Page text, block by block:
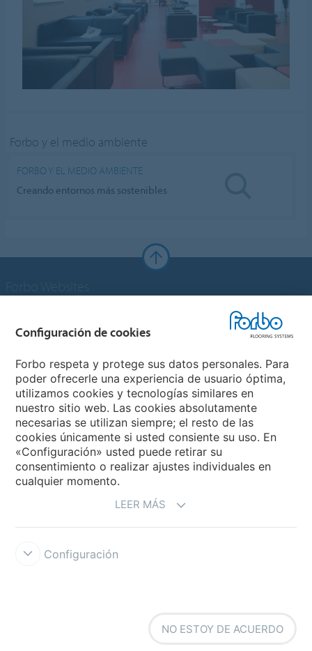
Forbo y el medio ambiente
FORBO Y EL MEDIO AMBIENTE
Creando entornos más sostenibles
Forbo Flooring Systems
Forbo Movement Systems
Selecciona un país
Condiciones de uso
Protección de datos
Configuración de cookies
Forbo respeta y protege sus datos personales. Para
poder ofrecerle una experiencia de usuario óptima,
utilizamos cookies y tecnologías similares en
nuestro sitio web. Las cookies absolutamente
necesarias se utilizan siempre; el resto de las
cookies únicamente si usted consiente su uso. En
«Configuración» usted puede retirar su
consentimiento o realizar ajustes individuales en
cualquier momento.
LEER MÁS
Configuración
NO ESTOY DE ACUERDO